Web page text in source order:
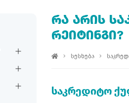
ᲠᲐ ᲐᲠᲘᲡ
ᲠᲔᲘᲢᲘᲜᲒᲘ?
სესხება
საკრედიტო